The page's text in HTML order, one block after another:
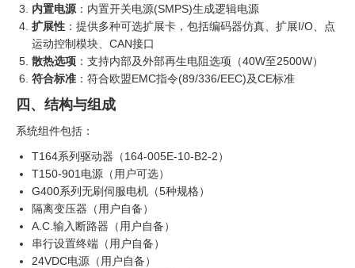
内置电源 ：内置开关电源(SMPS)生成逻辑电源
扩展性 ：提供多种可选扩展卡，包括编码器仿真、扩展I/O、点
运动控制模块、CAN接口
散热选项 ：支持内部及外部再生电阻选项（40W至2500W）
符合标准 ：符合欧盟EMC指令(89/336/EEC)及CE标准
四、结构与组成
系统组件包括：
T164系列驱动器（164-005E-10-B2-2）
T150-901电源（用户可选）
G400系列无刷伺服电机（5种规格）
隔离变压器（用户自备）
A.C.输入断路器（用户自备）
串行设置终端（用户自备）
24VDC电源（用户自备）